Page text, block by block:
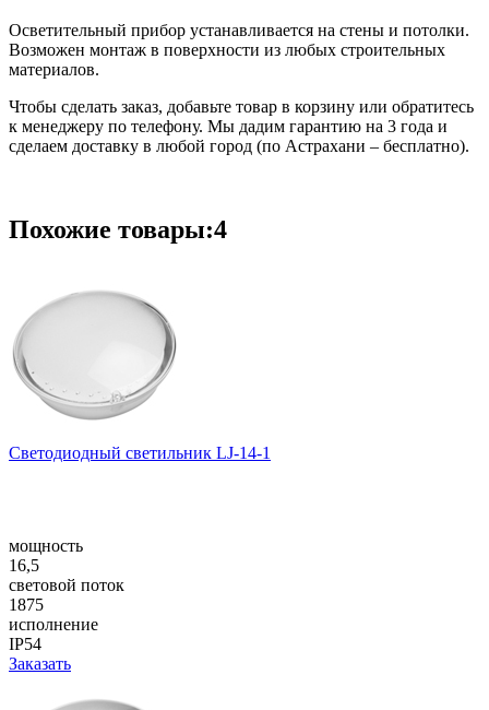
Осветительный прибор устанавливается на стены и потолки.
Возможен монтаж в поверхности из любых строительных
материалов.
Чтобы сделать заказ, добавьте товар в корзину или обратитесь
к менеджеру по телефону. Мы дадим гарантию на 3 года и
сделаем доставку в любой город (по Астрахани – бесплатно).
Похожие товары:4
Светодиодный светильник LJ-14-1
мощность
16,5
световой поток
1875
исполнение
IP54
Заказать